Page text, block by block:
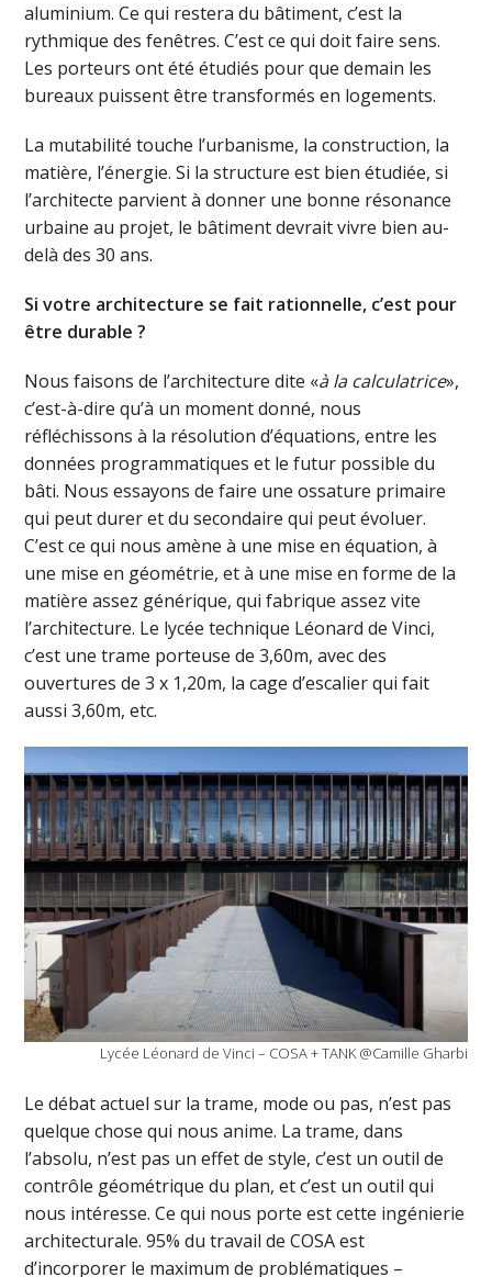
aluminium. Ce qui restera du bâtiment, c’est la
rythmique des fenêtres. C’est ce qui doit faire sens.
Les porteurs ont été étudiés pour que demain les
bureaux puissent être transformés en logements.
La mutabilité touche l’urbanisme, la construction, la
matière, l’énergie. Si la structure est bien étudiée, si
l’architecte parvient à donner une bonne résonance
urbaine au projet, le bâtiment devrait vivre bien au-
delà des 30 ans.
Si votre architecture se fait rationnelle, c’est pour
être durable ?
Nous faisons de l’architecture dite «à la calculatrice»,
c’est-à-dire qu’à un moment donné, nous
réfléchissons à la résolution d’équations, entre les
données programmatiques et le futur possible du
bâti. Nous essayons de faire une ossature primaire
qui peut durer et du secondaire qui peut évoluer.
C’est ce qui nous amène à une mise en équation, à
une mise en géométrie, et à une mise en forme de la
matière assez générique, qui fabrique assez vite
l’architecture. Le lycée technique Léonard de Vinci,
c’est une trame porteuse de 3,60m, avec des
ouvertures de 3 x 1,20m, la cage d’escalier qui fait
aussi 3,60m, etc.
Lycée Léonard de Vinci – COSA + TANK @Camille Gharbi
Le débat actuel sur la trame, mode ou pas, n’est pas
quelque chose qui nous anime. La trame, dans
l’absolu, n’est pas un effet de style, c’est un outil de
contrôle géométrique du plan, et c’est un outil qui
nous intéresse. Ce qui nous porte est cette ingénierie
architecturale. 95% du travail de COSA est
d’incorporer le maximum de problématiques –